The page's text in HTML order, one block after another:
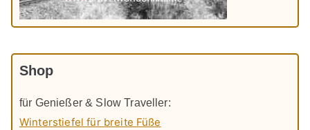
Shop
für Genießer & Slow Traveller:
Winterstiefel für breite Füße